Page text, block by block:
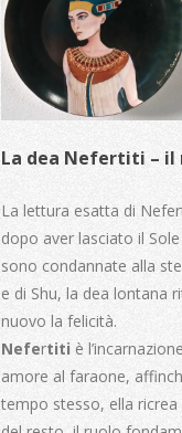
La dea Nefertiti – il
La lettura esatta di
dopo aver lasciato il
sono condannate alla
e di Shu, la dea lontana
nuovo la felicità.
Nefertiti è
amore al faraone,
tempo stesso, ella